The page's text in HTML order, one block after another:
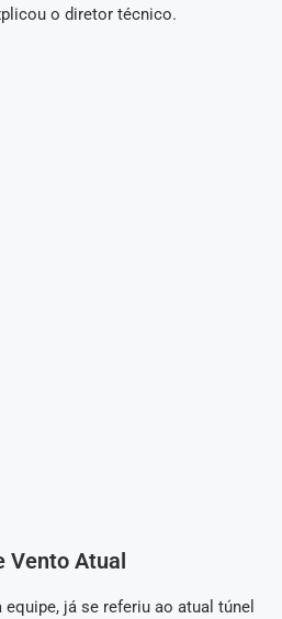
o diretor técnico.
Vento Atual
já se referiu ao atual túnel